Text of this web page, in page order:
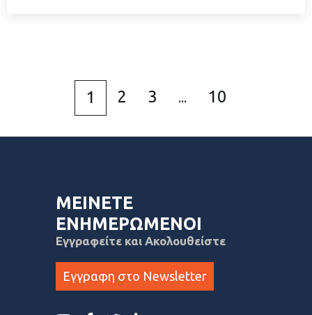
1 2 3 ... 10
ΜΕΙΝΕΤΕ
ΕΝΗΜΕΡΩΜΕΝΟΙ
Εγγραφείτε και Ακολουθείστε
Εγγραφη στο Newsletter